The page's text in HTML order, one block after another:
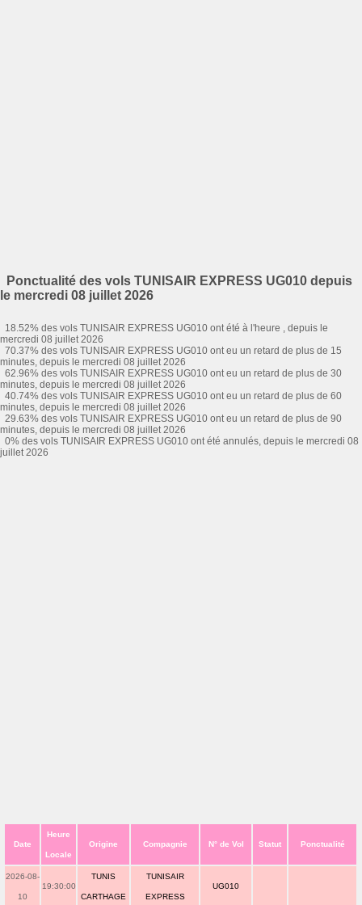
Ponctualité des vols TUNISAIR EXPRESS UG010 depuis
le mercredi 08 juillet 2026
18.52% des vols TUNISAIR EXPRESS UG010 ont été à l'heure , depuis le
mercredi 08 juillet 2026
70.37% des vols TUNISAIR EXPRESS UG010 ont eu un retard de plus de 15
minutes, depuis le mercredi 08 juillet 2026
62.96% des vols TUNISAIR EXPRESS UG010 ont eu un retard de plus de 30
minutes, depuis le mercredi 08 juillet 2026
40.74% des vols TUNISAIR EXPRESS UG010 ont eu un retard de plus de 60
minutes, depuis le mercredi 08 juillet 2026
29.63% des vols TUNISAIR EXPRESS UG010 ont eu un retard de plus de 90
minutes, depuis le mercredi 08 juillet 2026
0% des vols TUNISAIR EXPRESS UG010 ont été annulés, depuis le mercredi 08
juillet 2026
Date
Heure
Locale
Origine Compagnie N° de Vol Statut Ponctualité
2026-08-
10
19:30:00
TUNIS
CARTHAGE
TUNISAIR
EXPRESS
UG010